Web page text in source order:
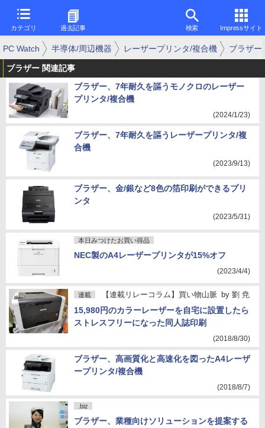
カテゴリ 過去記事 検索 Impressサイト
PC Watch 半導体/周辺機器 レーザープリンタ/複合機 ブラザー
ブラザー 関連記事
ブラザー、7年耐久を謳うモノクロのレーザー
プリンタ/複合機
(2024/1/23)
ブラザー、7年耐久を謳うレーザープリンタ/複
合機
(2023/9/13)
ブラザー、金/銀など8色の箔印刷ができるプリ
ンタ
(2023/5/31)
本日みつけたお買い得品
NEC製のA4レーザープリンタが15%オフ
(2023/4/4)
連載 【連載リレーコラム】買い物山脈 by 劉 尭
15,980円のカラーレーザーを自宅に設置したら
ストレスフリーになった同人誌印刷
(2018/8/30)
ブラザー、高画質化と高速化を図ったA4レーザ
ープリンタ/複合機
(2018/8/7)
.biz
ブラザー、業種向けソリューションを提案する